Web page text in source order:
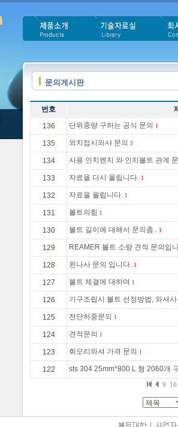
문의게시판
번호
136
단위중량 구하는 공식 문의 1
135 외치접시와샤 문의 3
134 사용 인치렌치 와 인치볼트 관계
133 자료을 다시 올립니다. 1
132 자료을 올립니다. 1
131 볼트의힘 1
130 볼트 길이에 대해서 문의좀.. 1
129 REAMER 볼트 소량 견적 문의입
128 왼나사 문의 입니다. 1
127 볼트 체결에 대하여 1
126 기구조립시 볼트 선정방법, 와셔
125 전단하중문의 1
124 견적문의 1
123 회오리와셔 가격 문의 1
122 sts 304 25mm*800 L 형 2060개
9 10